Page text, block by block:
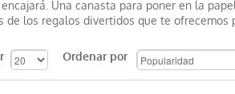
Una canasta para poner en la
de los regalos divertidos que te
Ordenar por